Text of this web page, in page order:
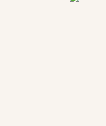
Сотрудничество